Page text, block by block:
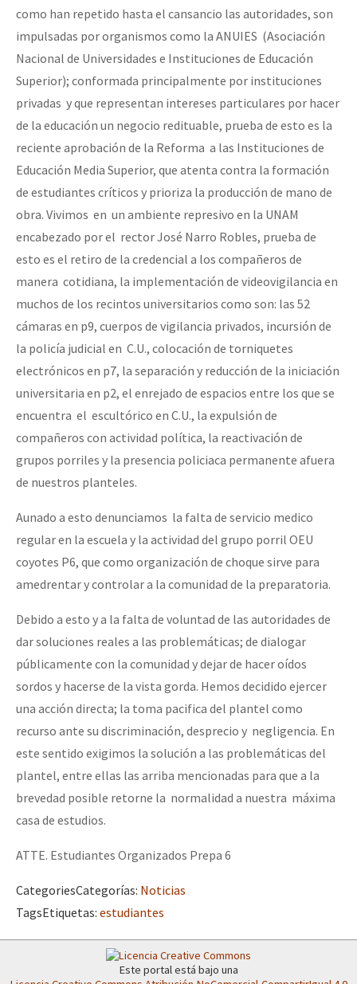
como han repetido hasta el cansancio las autoridades, son
impulsadas por organismos como la ANUIES (Asociación
Nacional de Universidades e Instituciones de Educación
Superior); conformada principalmente por instituciones
privadas y que representan intereses particulares por hacer
de la educación un negocio redituable, prueba de esto es la
reciente aprobación de la Reforma a las Instituciones de
Educación Media Superior, que atenta contra la formación
de estudiantes críticos y prioriza la producción de mano de
obra. Vivimos en un ambiente represivo en la UNAM
encabezado por el rector José Narro Robles, prueba de
esto es el retiro de la credencial a los compañeros de
manera cotidiana, la implementación de videovigilancia en
muchos de los recintos universitarios como son: las 52
cámaras en p9, cuerpos de vigilancia privados, incursión de
la policía judicial en C.U., colocación de torniquetes
electrónicos en p7, la separación y reducción de la iniciación
universitaria en p2, el enrejado de espacios entre los que se
encuentra el escultórico en C.U., la expulsión de
compañeros con actividad política, la reactivación de
grupos porriles y la presencia policiaca permanente afuera
de nuestros planteles.
Aunado a esto denunciamos la falta de servicio medico
regular en la escuela y la actividad del grupo porril OEU
coyotes P6, que como organización de choque sirve para
amedrentar y controlar a la comunidad de la preparatoria.
Debido a esto y a la falta de voluntad de las autoridades de
dar soluciones reales a las problemáticas; de dialogar
públicamente con la comunidad y dejar de hacer oídos
sordos y hacerse de la vista gorda. Hemos decidido ejercer
una acción directa; la toma pacifica del plantel como
recurso ante su discriminación, desprecio y negligencia. En
este sentido exigimos la solución a las problemáticas del
plantel, entre ellas las arriba mencionadas para que a la
brevedad posible retorne la normalidad a nuestra máxima
casa de estudios.
ATTE. Estudiantes Organizados Prepa 6
CategoriesCategorías: Noticias
TagsEtiquetas: estudiantes
Este portal está bajo una